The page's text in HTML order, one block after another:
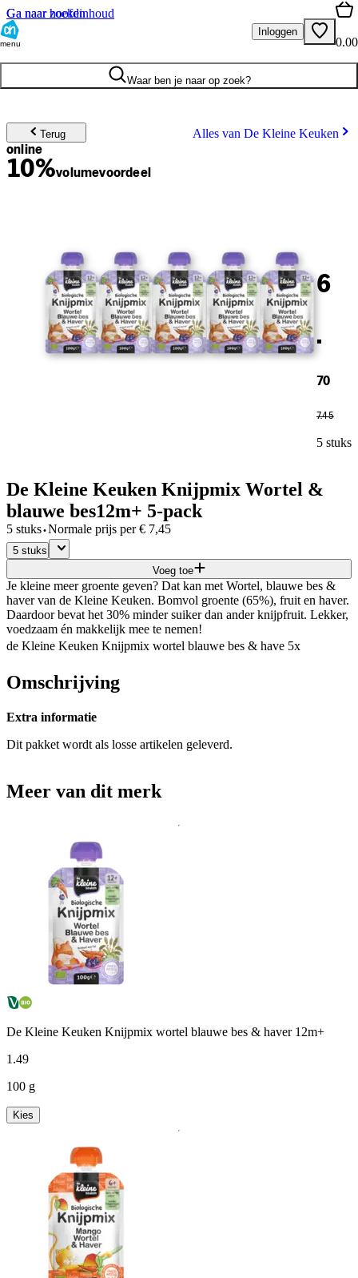
Ga naar hoofdinhoud
Ga naar zoeken
menu
Inloggen
0.00
Waar ben je naar op zoek?
Terug Alles van De Kleine Keuken
online
10%volumevoordeel
6
.
70
7.45
5 stuks
De Kleine Keuken Knijpmix Wortel &
blauwe bes12m+ 5-pack
5 stuks·Normale prijs per € 7,45
5 stuks
Voeg toe
Je kleine meer groente geven? Dat kan met Wortel, blauwe bes &
haver van de Kleine Keuken. Bomvol groente (65%), fruit en haver.
Daardoor bevat het 30% minder suiker dan ander knijpfruit. Lekker,
voedzaam én makkelijk mee te nemen!
de Kleine Keuken Knijpmix wortel blauwe bes & have 5x
Omschrijving
Extra informatie
Dit pakket wordt als losse artikelen geleverd.
Meer van dit merk
De Kleine Keuken Knijpmix wortel blauwe bes & haver 12m+
1 .49
100 g
Kies